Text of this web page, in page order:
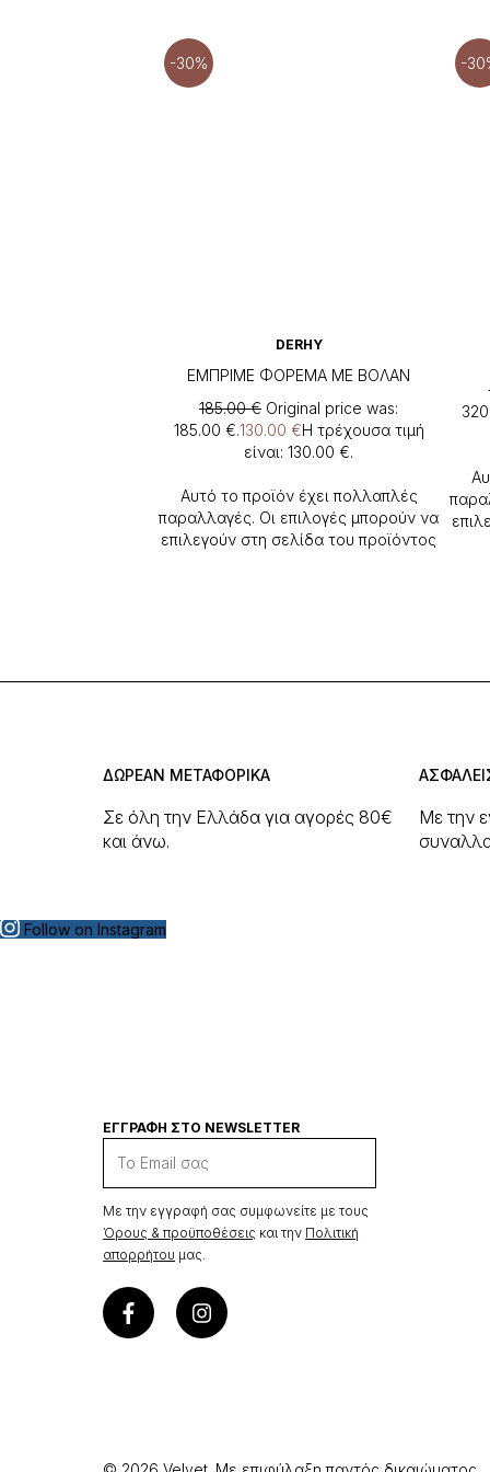
-30%
DERHY
ΕΜΠΡΙΜΕ ΦΟΡΕΜΑ ΜΕ ΒΟΛΑΝ
185.00€ Original price was:
185.00 €.130.00 €Η τρέχουσα τιμή
είναι: 130.00 €.
Αυτό το προϊόν έχει πολλαπλές
παραλλαγές. Οι επιλογές μπορούν να
επιλεγούν στη σελίδα του προϊόντος
-
ΔΩΡΕΑΝ ΜΕΤΑΦΟΡΙΚΑ
Σε όλη την Ελλάδα για αγορές 80€
και άνω.
Με την
Follow on Instagram
ΕΓΓΡΑΦΉ ΣΤΟ NEWSLETTER
Με την εγγραφή σας συμφωνείτε με τους
Όρους & προϋποθέσεις και την Πολιτική
απορρήτου μας.